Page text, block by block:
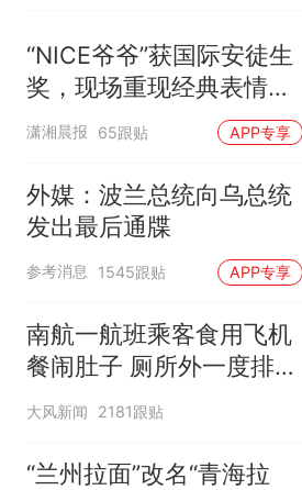
“NICE爷爷”获国际安徒生
奖，现场重现经典表情
包，向中国粉丝问好
潇湘晨报 65跟贴 APP专享
外媒：波兰总统向乌总统
发出最后通牒
参考消息 1545跟贴 APP专享
南航一航班乘客食用飞机
餐闹肚子 厕所外一度排长
队
大风新闻 2181跟贴
“兰州拉面”改名“青海拉